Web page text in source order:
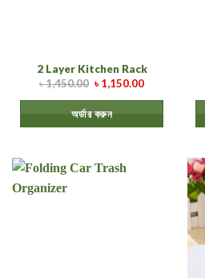
2 Layer Kitchen Rack
৳1,450.00 ৳1,150.00
অর্ডার করুন